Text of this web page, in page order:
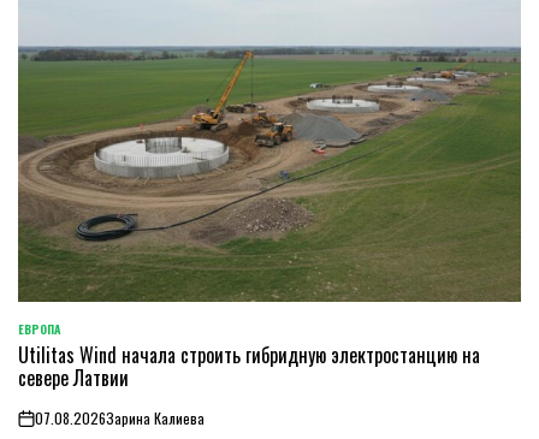
ОПУБЛИКОВАНО
ЕВРОПА
Utilitas Wind начала строить гибридную электростанцию на
севере Латвии
on07.08.2026Зарина Калиева